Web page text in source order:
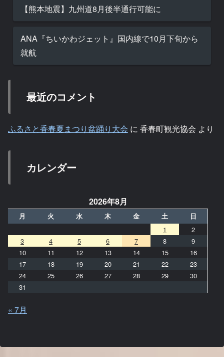
【熊本地震】九州道8月後半通行可能に
ANA『ちいかわジェット』国内線で10月下旬から
就航
最近のコメント
ふるさと香春夏まつり盆踊り大会 に 香春町観光協会 より
カレンダー
2026年8月
月 火 水 木 金 土 日
1
2
3
4 5 6 7 8
9
10
11 12 13 14 15
16
17
18 19 20 21 22
23
24
25 26 27 28 29
30
31
« 7月